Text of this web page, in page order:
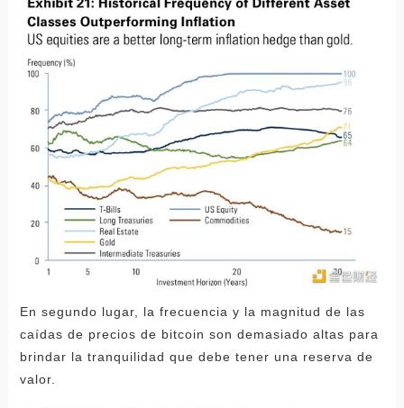
En segundo lugar, la frecuencia y la magnitud de las
caídas de precios de bitcoin son demasiado altas para
brindar la tranquilidad que debe tener una reserva de
valor.